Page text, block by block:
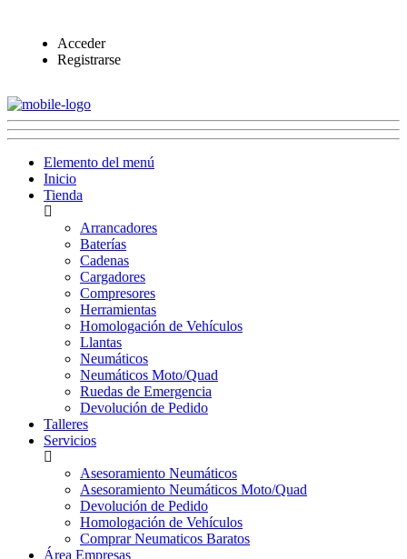
Acceder
Registrarse
Elemento del menú
Inicio
Tienda
Arrancadores
Baterías
Cadenas
Cargadores
Compresores
Herramientas
Homologación de Vehículos
Llantas
Neumáticos
Neumáticos Moto/Quad
Ruedas de Emergencia
Devolución de Pedido
Talleres
Servicios
Asesoramiento Neumáticos
Asesoramiento Neumáticos Moto/Quad
Devolución de Pedido
Homologación de Vehículos
Comprar Neumaticos Baratos
Área Empresas